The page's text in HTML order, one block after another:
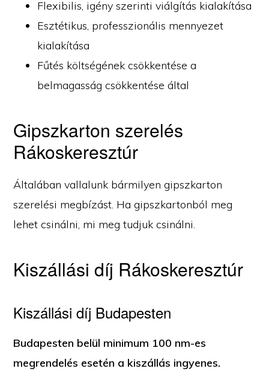
Flexibilis, igény szerinti viálgítás kialakítása
Esztétikus, professzionális mennyezet
kialakítása
Fűtés költségének csökkentése a
belmagasság csökkentése által
Gipszkarton szerelés
Rákoskeresztúr
Általában vallalunk bármilyen gipszkarton
szerelési megbízást. Ha gipszkartonból meg
lehet csinálni, mi meg tudjuk csinálni.
Kiszállási díj Rákoskeresztúr
Kiszállási díj Budapesten
Budapesten belül minimum 100 nm-es
megrendelés esetén a kiszállás ingyenes.